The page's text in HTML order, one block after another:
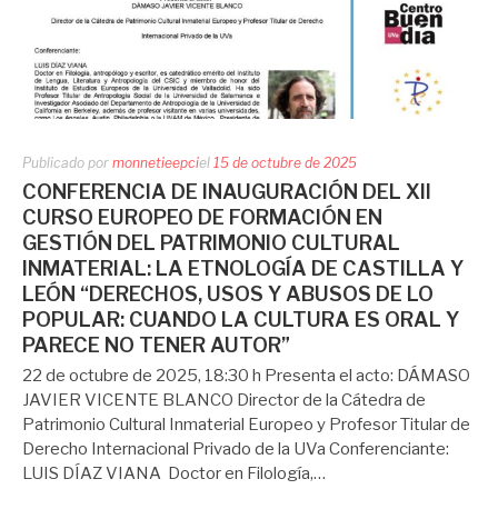
Publicado por monnetieepciel 15 de octubre de 2025
CONFERENCIA DE INAUGURACIÓN DEL XII
CURSO EUROPEO DE FORMACIÓN EN
GESTIÓN DEL PATRIMONIO CULTURAL
INMATERIAL: LA ETNOLOGÍA DE CASTILLA Y
LEÓN “DERECHOS, USOS Y ABUSOS DE LO
POPULAR: CUANDO LA CULTURA ES ORAL Y
PARECE NO TENER AUTOR”
22 de octubre de 2025, 18:30 h Presenta el acto: DÁMASO
JAVIER VICENTE BLANCO Director de la Cátedra de
Patrimonio Cultural Inmaterial Europeo y Profesor Titular de
Derecho Internacional Privado de la UVa Conferenciante:
LUIS DÍAZ VIANA Doctor en Filología,…